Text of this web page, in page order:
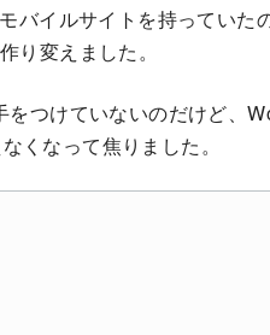
バイルサイトを持っていた
り変えました。
つけていないのだけど、
くなって焦りました。